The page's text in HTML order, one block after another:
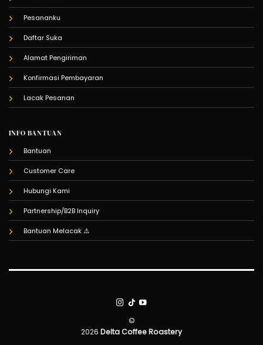
Pesananku
Daftar Suka
Alamat Pengiriman
Konfirmasi Pembayaran
Lacak Pesanan
INFO BANTUAN
Bantuan
Customer Care
Hubungi Kami
Partnership/B2B Inquiry
Bantuan Melacak
©
2026 Delta Coffee Roastery